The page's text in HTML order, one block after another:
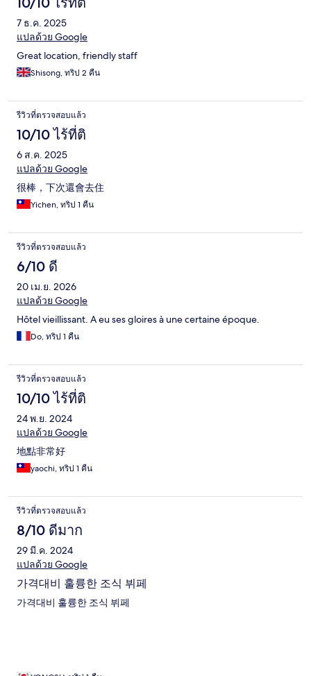
7 ธ.ค. 2025
แปลด้วย Google
Great location, friendly staff
Shisong, ทริป 2 คืน
รีวิวที่ตรวจสอบแล้ว
10/10 ไร้ที่ติ
6 ส.ค. 2025
แปลด้วย Google
很棒，下次還會去住
Yichen, ทริป 1 คืน
รีวิวที่ตรวจสอบแล้ว
6/10 ดี
20 เม.ย. 2026
แปลด้วย Google
Hôtel vieillissant. A eu ses gloires à une certaine époque.
Do, ทริป 1 คืน
รีวิวที่ตรวจสอบแล้ว
10/10 ไร้ที่ติ
24 พ.ย. 2024
แปลด้วย Google
地點非常好
yaochi, ทริป 1 คืน
รีวิวที่ตรวจสอบแล้ว
8/10 ดีมาก
29 มี.ค. 2024
แปลด้วย Google
가격대비 훌륭한 조식 뷔페
가격대비 훌륭한 조식 뷔페